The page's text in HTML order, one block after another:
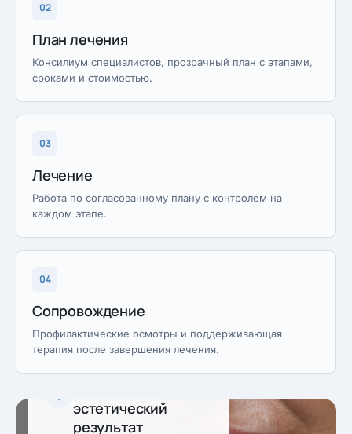
02
План лечения
Консилиум специалистов, прозрачный план с этапами,
сроками и стоимостью.
03
Лечение
Работа по согласованному плану с контролем на
каждом этапе.
04
Сопровождение
Профилактические осмотры и поддерживающая
терапия после завершения лечения.
эстетический
результат